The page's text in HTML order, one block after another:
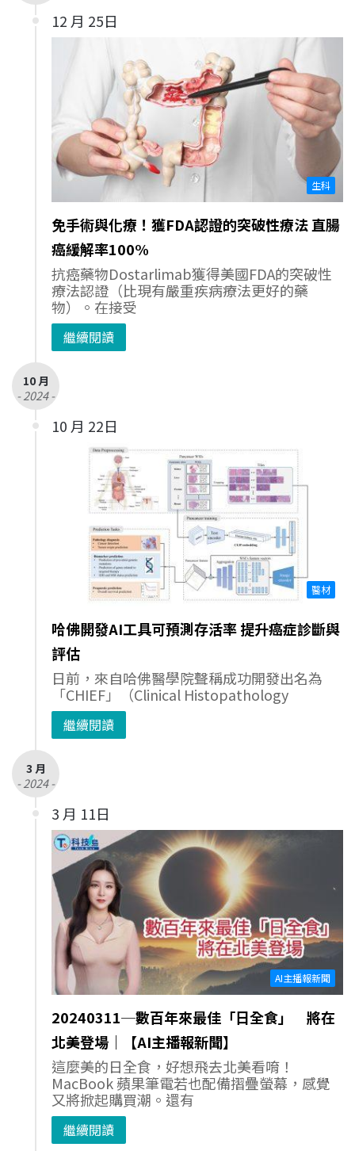
12 月 25日
生科
免手術與化療！獲FDA認證的突破性療法 直腸
癌緩解率100%
抗癌藥物Dostarlimab獲得美國FDA的突破性
療法認證（比現有嚴重疾病療法更好的藥
物）。在接受
繼續閱讀
10 月
- 2024 -
10 月 22日
醫材
哈佛開發AI工具可預測存活率 提升癌症診斷與
評估
日前，來自哈佛醫學院聲稱成功開發出名為
「CHIEF」（Clinical Histopathology
繼續閱讀
3 月
- 2024 -
3 月 11日
AI主播報新聞
20240311─數百年來最佳「日全食」 將在
北美登場｜【AI主播報新聞】
這麼美的日全食，好想飛去北美看唷！
MacBook 蘋果筆電若也配備摺疊螢幕，感覺
又將掀起購買潮。還有
繼續閱讀